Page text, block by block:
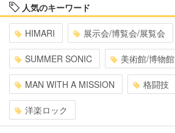
人気のキーワード
HIMARI 展示会/博覧会/展覧会
SUMMER SONIC 美術館/博物館
MAN WITH A MISSION 格闘技
洋楽ロック